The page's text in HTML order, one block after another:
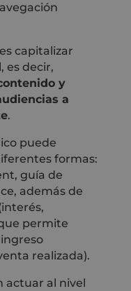
capitalizar
es decir,
y
a
.
puede
formas:
guía de
además de
permite
realizada).
actuar al nivel